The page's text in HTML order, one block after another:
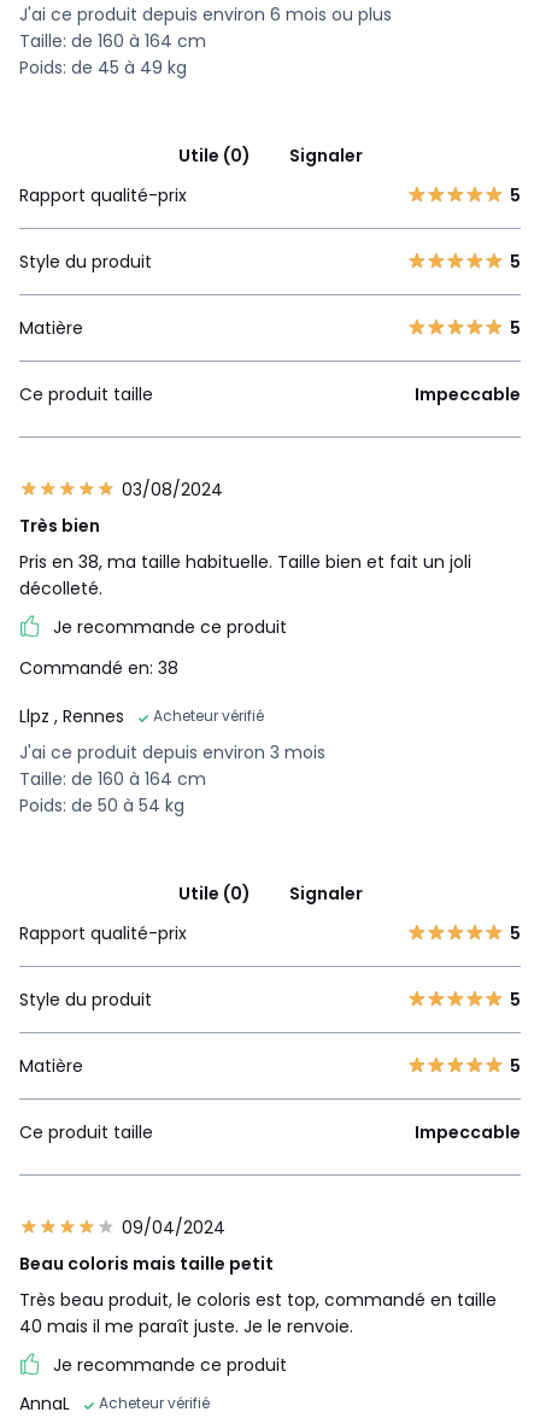
J'ai ce produit depuis environ 6 mois ou plus
Taille: de 160 à 164 cm
Poids: de 45 à 49 kg
Utile (0)
Signaler
Rapport qualité-prix
5
Style du produit 5
Matière 5
Ce produit taille Impeccable
03/08/2024
Très bien
Pris en 38, ma taille habituelle. Taille bien et fait un joli
décolleté.
Je recommande ce produit
Commandé en: 38
Llpz , Rennes Acheteur vérifié
J'ai ce produit depuis environ 3 mois
Taille: de 160 à 164 cm
Poids: de 50 à 54 kg
Utile (0)
Signaler
Rapport qualité-prix
5
Style du produit 5
Matière 5
Ce produit taille Impeccable
09/04/2024
Beau coloris mais taille petit
Très beau produit, le coloris est top, commandé en taille
40 mais il me paraît juste. Je le renvoie.
Je recommande ce produit
AnnaL
Acheteur vérifié